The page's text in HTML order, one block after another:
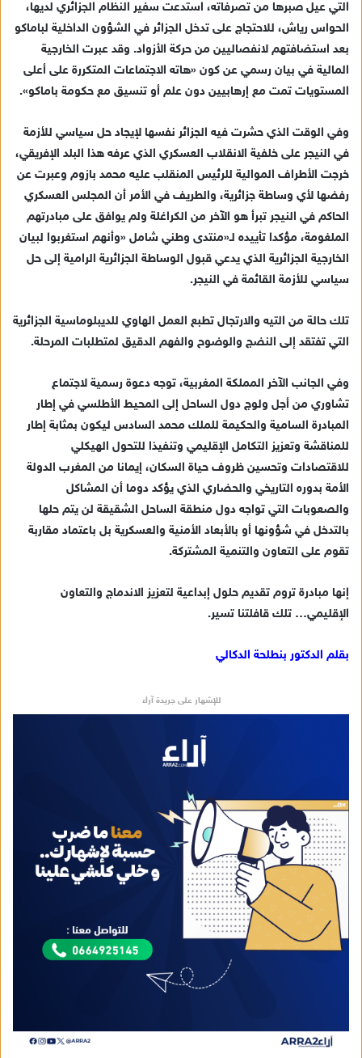
التي عيل صبرها من تصرفاته، استدعت سفير النظام الجزائري لديها،
الحواس رياش، للاحتجاج على تدخل الجزائر في الشؤون الداخلية لباماكو
بعد استضافتهم لانفصاليين من حركة الأزواد. وقد عبرت الخارجية
المالية في بيان رسمي عن كون «هاته الاجتماعات المتكررة على أعلى
المستويات تمت مع إرهابيين دون علم أو تنسيق مع حكومة باماكو».
وفي الوقت الذي حشرت فيه الجزائر نفسها لإيجاد حل سياسي للأزمة
في النيجر على خلفية الانقلاب العسكري الذي عرفه هذا البلد الإفريقي،
خرجت الأطراف الموالية للرئيس المنقلب عليه محمد بازوم وعبرت عن
رفضها لأي وساطة جزائرية، والطريف في الأمر أن المجلس العسكري
الحاكم في النيجر تبرأ هو الآخر من الكراغلة ولم يوافق على مبادرتهم
الملغومة، مؤكدا تأييده لـ«منتدى وطني شامل «وأنهم استغربوا لبيان
الخارجية الجزائرية الذي يدعي قبول الوساطة الجزائرية الرامية إلى حل
سياسي للأزمة القائمة في النيجر.
تلك حالة من التيه والارتجال تطبع العمل الهاوي للديبلوماسية الجزائرية
التي تفتقد إلى النضج والوضوح والفهم الدقيق لمتطلبات المرحلة.
وفي الجانب الآخر المملكة المغربية، توجه دعوة رسمية لاجتماع
تشاوري من أجل ولوج دول الساحل إلى المحيط الأطلسي في إطار
المبادرة السامية والحكيمة للملك محمد السادس ليكون بمثابة إطار
للمناقشة وتعزيز التكامل الإقليمي وتنفيذا للتحول الهيكلي
للاقتصادات وتحسين ظروف حياة السكان، إيمانا من المغرب الدولة
الأمة بدوره التاريخي والحضاري الذي يؤكد دوما أن المشاكل
والصعوبات التي تواجه دول منطقة الساحل الشقيقة لن يتم حلها
بالتدخل في شؤونها أو بالأبعاد الأمنية والعسكرية بل باعتماد مقاربة
تقوم على التعاون والتنمية المشتركة.
إنها مبادرة تروم تقديم حلول إبداعية لتعزيز الاندماج والتعاون
الإقليمي… تلك قافلتنا تسير.
بقلم الدكتور بنطلحة الدكالي
للإشهار على جريدة آراء